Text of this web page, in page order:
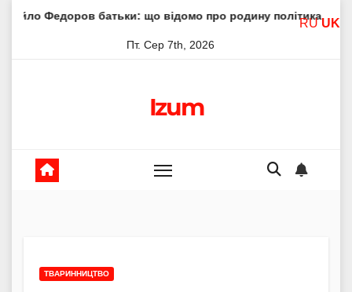
Skipбатьки: що відомо про родину політика Молитва
Пт. Сер 7th, 2026
Izum
ТВАРИННИЦТВО
RU UK